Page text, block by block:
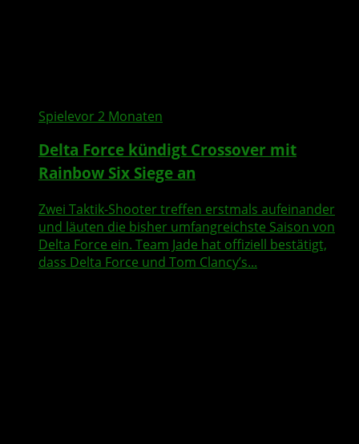
Spielevor 2 Monaten
Delta Force kündigt Crossover mit
Rainbow Six Siege an
Zwei Taktik-Shooter treffen erstmals aufeinander
und läuten die bisher umfangreichste Saison von
Delta Force ein. Team Jade hat offiziell bestätigt,
dass Delta Force und Tom Clancy’s...